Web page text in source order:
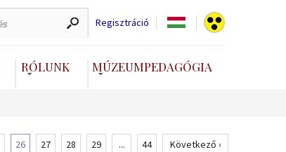
Regisztráció
RÓLUNK MÚZEUMPEDAGÓGIA
26 27 28 29 ... 44 Következő ›